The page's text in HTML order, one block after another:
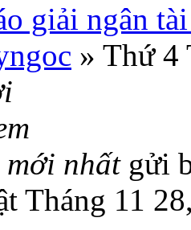
giải ngân
» Thứ 4
nhất gửi
Tháng 11